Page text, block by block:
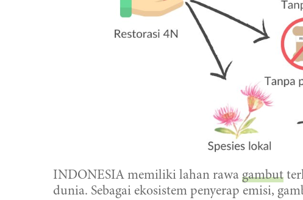
INDONESIA memiliki lahan rawa gambut
dunia. Sebagai ekosistem penyerap emisi,